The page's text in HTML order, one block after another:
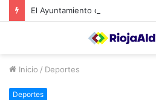
Inicio / Deportes
Deportes